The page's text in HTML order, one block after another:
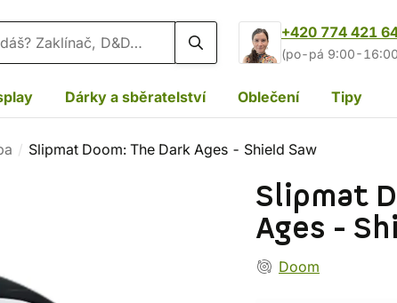
+420 774 421
(po-pá 9:00-
Dárky a sběratelství Oblečení Tipy
Slipmat Doom: The Dark Ages - Shield Saw
Slipmat
Ages -
Doom